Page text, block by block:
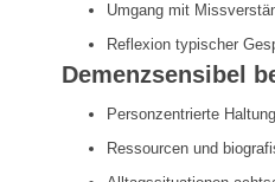
Umgang mit
Reflexion typischer
Demenzsensibel
Personzentrierte
Ressourcen und